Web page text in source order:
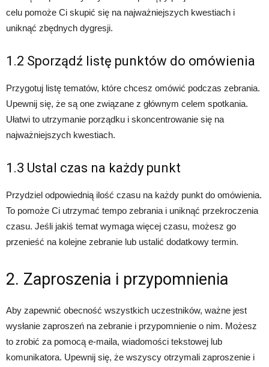
celu pomoże Ci skupić się na najważniejszych kwestiach i
uniknąć zbędnych dygresji.
1.2 Sporządź listę punktów do omówienia
Przygotuj listę tematów, które chcesz omówić podczas zebrania.
Upewnij się, że są one związane z głównym celem spotkania.
Ułatwi to utrzymanie porządku i skoncentrowanie się na
najważniejszych kwestiach.
1.3 Ustal czas na każdy punkt
Przydziel odpowiednią ilość czasu na każdy punkt do omówienia.
To pomoże Ci utrzymać tempo zebrania i uniknąć przekroczenia
czasu. Jeśli jakiś temat wymaga więcej czasu, możesz go
przenieść na kolejne zebranie lub ustalić dodatkowy termin.
2. Zaproszenia i przypomnienia
Aby zapewnić obecność wszystkich uczestników, ważne jest
wysłanie zaproszeń na zebranie i przypomnienie o nim. Możesz
to zrobić za pomocą e-maila, wiadomości tekstowej lub
komunikatora. Upewnij się, że wszyscy otrzymali zaproszenie i